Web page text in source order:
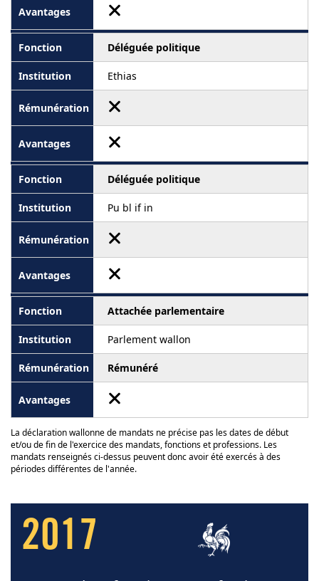
Déléguée politique
Ethias
Déléguée politique
Pu bl if in
Attachée parlementaire
Parlement wallon
Rémunéré
La déclaration wallonne de mandats ne précise pas les dates de début
et/ou de fin de l'exercice des mandats, fonctions et professions. Les
mandats renseignés ci-dessus peuvent donc avoir été exercés à des
périodes différentes de l'année.
2017